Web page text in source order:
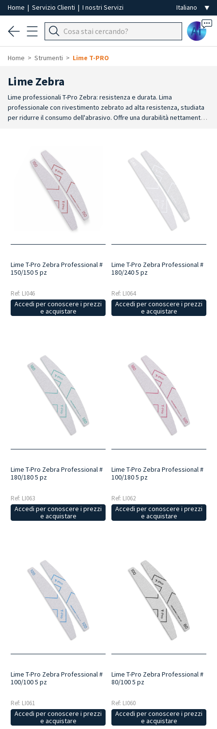
Home | Servizio Clienti | I nostri Servizi
Ai
Home Strumenti Lime T-PRO
Lime Zebra
Lime professionali T-Pro Zebra: resistenza e durata. Lima
professionale con rivestimento zebrato ad alta resistenza, studiata
per ridurre il consumo dell'abrasivo. Offre una durabilità nettamente
Lime T-Pro Zebra Professional #
150/150 5 pz
Ref: LI046
Accedi per conoscere i prezzi
e acquistare
Lime T-Pro Zebra Professional #
180/240 5 pz
Ref: LI064
Accedi per conoscere i prezzi
e acquistare
Lime T-Pro Zebra Professional #
180/180 5 pz
Ref: LI063
Accedi per conoscere i prezzi
e acquistare
Lime T-Pro Zebra Professional #
100/180 5 pz
Ref: LI062
Accedi per conoscere i prezzi
e acquistare
Lime T-Pro Zebra Professional #
100/100 5 pz
Ref: LI061
Accedi per conoscere i prezzi
e acquistare
Lime T-Pro Zebra Professional #
80/100 5 pz
Ref: LI060
Accedi per conoscere i prezzi
e acquistare